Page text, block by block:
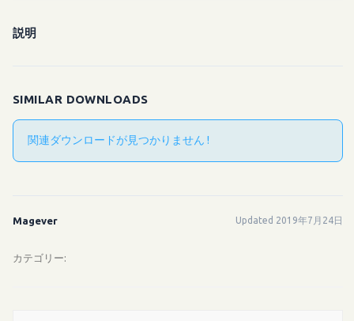
説明
SIMILAR DOWNLOADS
関連ダウンロードが見つかりません !
Magever Updated 2019年7月24日
カテゴリー: